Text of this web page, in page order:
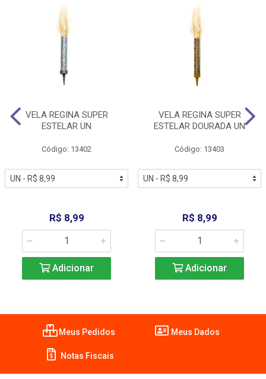
VELA REGINA SUPER
ESTELAR UN
Código: 13402
R$ 8,99
Adicionar
VELA REGINA SUPER
ESTELAR DOURADA UN
Código: 13403
R$ 8,99
Adicionar
Meus Pedidos Meus Dados
Notas Fiscais